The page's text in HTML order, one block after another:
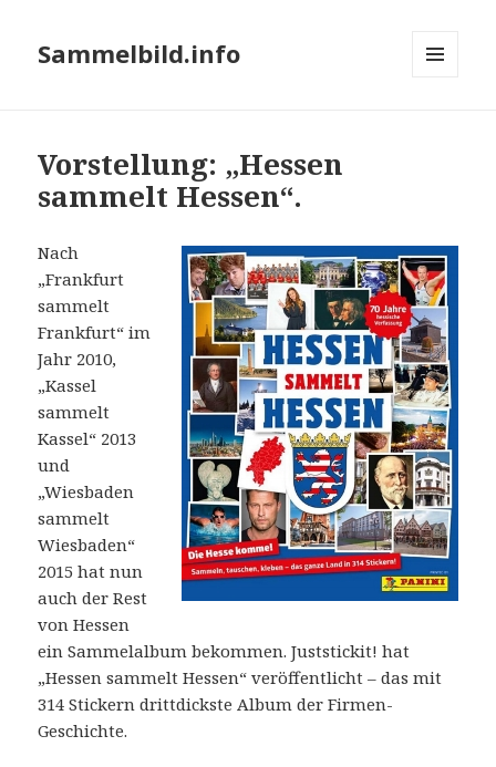
Sammelbild.info
Vorstellung: „Hessen
sammelt Hessen“.
Nach
„Frankfurt
sammelt
Frankfurt“ im
Jahr 2010,
„Kassel
sammelt
Kassel“ 2013
und
„Wiesbaden
sammelt
Wiesbaden“
2015 hat nun
auch der Rest
von Hessen
ein Sammelalbum bekommen. Juststickit! hat
„Hessen sammelt Hessen“ veröffentlicht – das mit
314 Stickern drittdickste Album der Firmen-
Geschichte.